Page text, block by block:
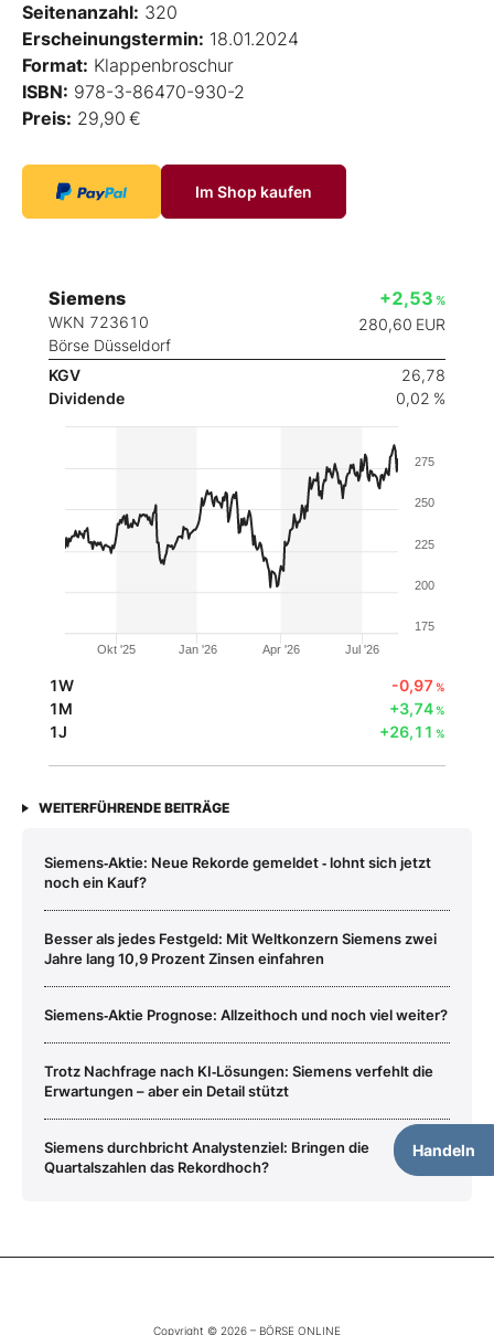
Seitenanzahl: 320
Erscheinungstermin: 18.01.2024
Format: Klappenbroschur
ISBN: 978-3-86470-930-2
Preis: 29,90 €
Im Shop kaufen
Siemens
WKN 723610
Börse Düsseldorf
+2,53 %
280,60 EUR
KGV
26,78
Dividende
0,02 %
Handeln
Okt '25 Jan '26 Apr '26 Jul '26
175
200
225
250
275
1W -0,97 %
1M +3,74%
1J +26,11 %
WEITERFÜHRENDE BEITRÄGE
Siemens‑Aktie: Neue Rekorde gemeldet ‑ lohnt sich jetzt
noch ein Kauf?
Besser als jedes Festgeld: Mit Weltkonzern Siemens zwei
Jahre lang 10,9 Prozent Zinsen einfahren
Siemens‑Aktie Prognose: Allzeithoch und noch viel weiter?
Trotz Nachfrage nach KI‑Lösungen: Siemens verfehlt die
Erwartungen – aber ein Detail stützt
Siemens durchbricht Analystenziel: Bringen die
Quartalszahlen das Rekordhoch?
Copyright © 2026 – BÖRSE ONLINE